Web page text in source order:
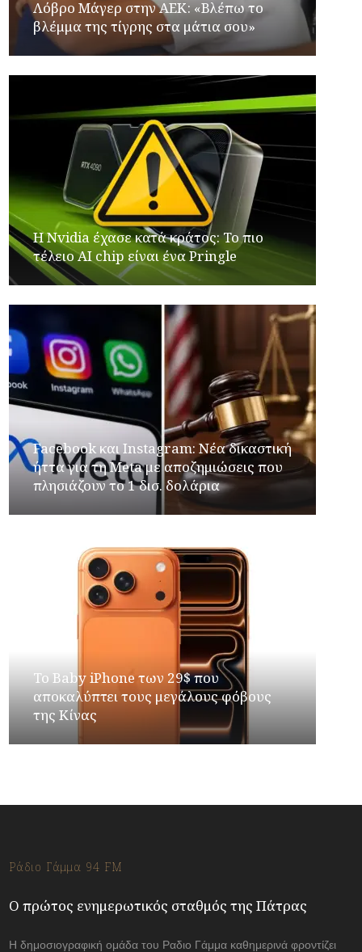
Λόβρο Μάγερ στην ΑΕΚ: «Βλέπω το
βλέμμα της τίγρης στα μάτια σου»
Η Nvidia έχασε κατά κράτος: Το πιο
τέλειο AI chip είναι ένα Pringle
Facebook και Instagram: Νέα δικαστική
ήττα για τη Meta με αποζημιώσεις που
πλησιάζουν το 1 δισ. δολάρια
Το Baby iPhone των 29$ που
αποκαλύπτει τους μεγάλους φόβους
της Κίνας
Ράδιο Γάμμα 94 FM
Ο πρώτος ενημερωτικός σταθμός της Πάτρας
Η δημοσιογραφική ομάδα του Ραδιο Γάμμα καθημερινά φροντίζει